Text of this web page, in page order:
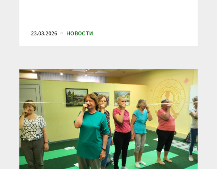
23.03.2026 НОВОСТИ